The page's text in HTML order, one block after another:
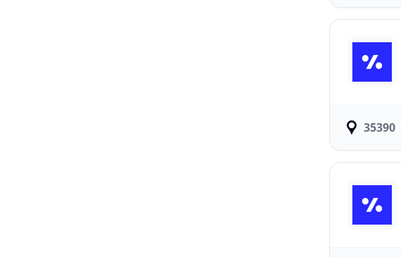
35390